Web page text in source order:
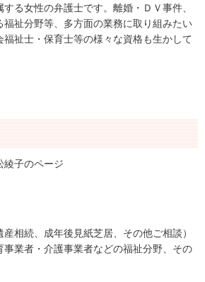
る女性の弁護士です。離婚・ＤＶ事件、
福祉分野等、多方面の業務に取り組みたい
福祉士・保育士等の様々な資格も生かして
綾子のページ
相続、成年後見紙芝居、その他ご相談）
業者・介護事業者などの福祉分野、その